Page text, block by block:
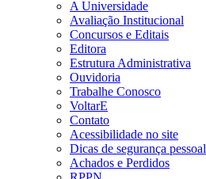
A Universidade
Avaliação Institucional
Concursos e Editais
Editora
Estrutura Administrativa
Ouvidoria
Trabalhe Conosco
VoltarE
Contato
Acessibilidade no site
Dicas de segurança pessoal
Achados e Perdidos